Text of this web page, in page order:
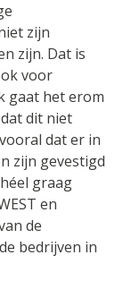
zijn
zijn. Dat is
voor
gaat het erom
dit niet
dat er in
zijn gevestigd
graag
en
de
bedrijven in